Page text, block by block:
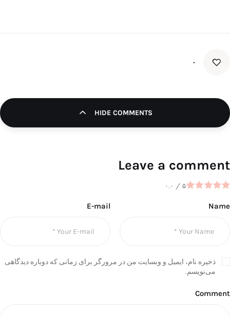
۰
HIDE COMMENTS
Leave a comment
۰.۰ / ۵
Name
E-mail
ذخیره نام، ایمیل و وبسایت من در مرورگر برای زمانی که دوباره دیدگاهی
می‌نویسم.
Comment